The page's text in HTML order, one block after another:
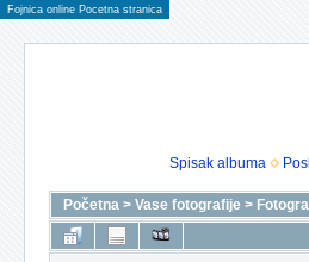
Fojnica online Pocetna stranica
Spisak albuma
Početna > Vase fotografije >